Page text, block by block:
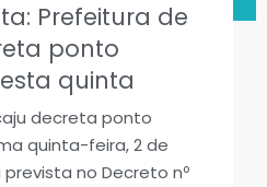
Prefeitura de
ponto
quinta
decreta ponto
quinta-feira, 2 de
no Decreto nº